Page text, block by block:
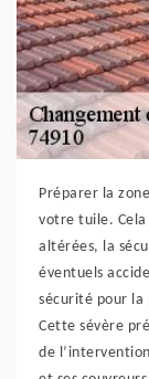
Préparer la
votre tuile.
altérées, la
éventuels
sécurité pour la
Cette sévère
de